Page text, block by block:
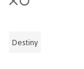
Destiny